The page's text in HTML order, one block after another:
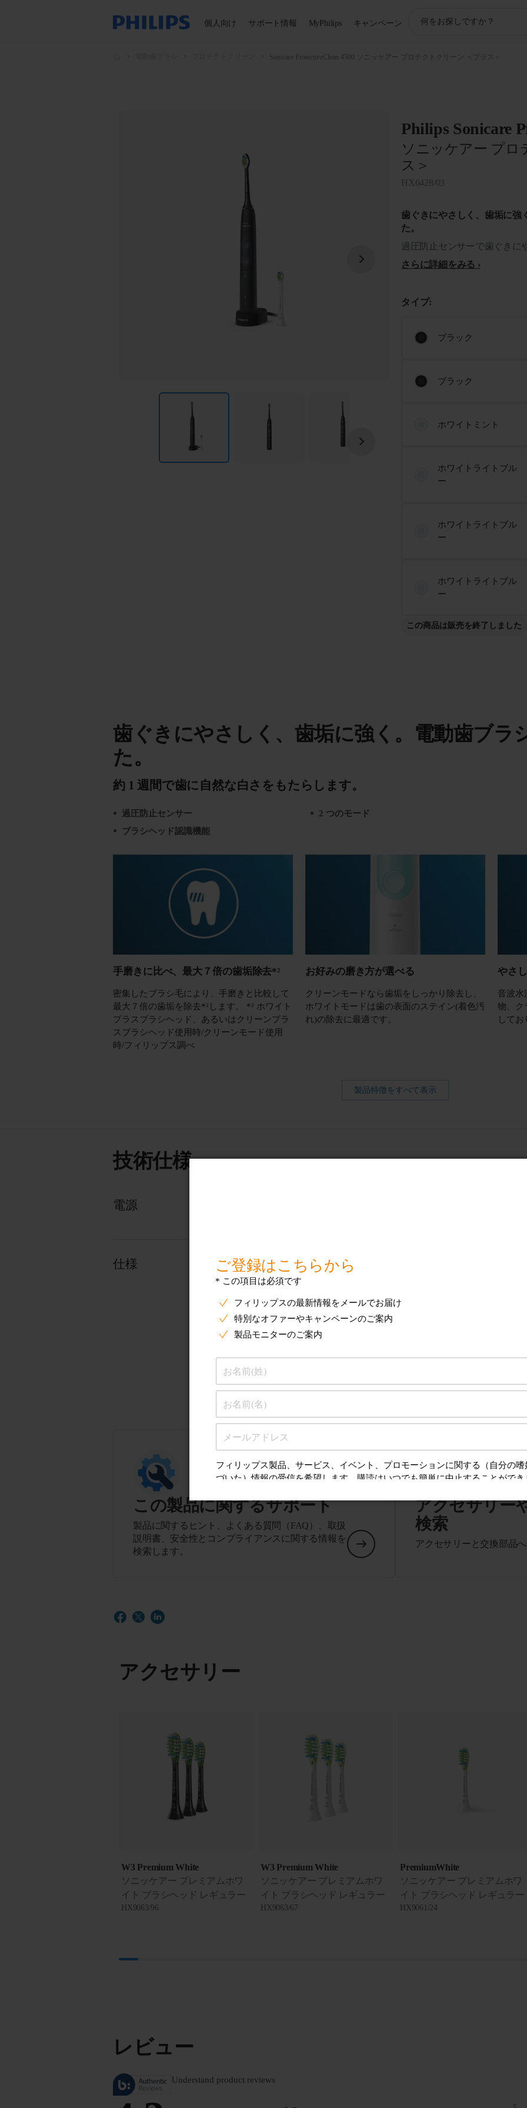
個人向け サポート情報 MyPhilips キャンペーン
索
Sonicare ProtectiveClean 4500 ソニッケアー プロテクトクリーン ＜プラス＞
Philips Sonicare
ソニッケアー プロ
ス＞
HX6428/03
歯ぐきにやさしく、歯垢に強
た。
過圧防止センサーで歯ぐきに
さらに詳細をみる
タイプ:
ブラック
ブラック
ホワイトミント
ホワイトライトブル
ー
ホワイトライトブル
ー
ホワイトライトブル
ー
この商品は販売を終了しました
歯ぐきにやさしく、歯垢に強く。電動歯ブラ
た。
約 1 週間で歯に自然な白さをもたらします。
過圧防止センサー
2 つのモード
ブラシヘッド認識機能
手磨きに比べ、最大７倍の歯垢除去*²
密集したブラシ毛により、手磨きと比較して
最大７倍の歯垢を除去*²します。 *² ホワイト
プラスブラシヘッド、あるいはクリーンプラ
スブラシヘッド使用時/クリーンモード使用
時/フィリップス調べ
お好みの磨き方が選べる
クリーンモードなら歯垢をしっかり除去し、
ホワイトモードは歯の表面のステイン(着色汚
れ)の除去に最適です。
やさ
音波水
物、ク
してお
製品特徴をすべて表示
技術仕様
電源
仕様 バッテリー
バッテリーの種類
技術仕様をすべて表示
この製品に関するサポート
製品に関するヒント、よくある質問（FAQ）、取扱
説明書、安全性とコンプライアンスに関する情報を
検索します。
アクセサリー
検索
アクセサリーと交換部品へ
アクセサリー
W3 Premium White
ソニッケアー プレミアムホワ
イト ブラシヘッド レギュラー
HX9063/96
W3 Premium White
ソニッケアー プレミアムホワ
イト ブラシヘッド レギュラー
HX9063/67
PremiumWhite
ソニッケアー プレミアムホワ
イト ブラシヘッド レギュラー
HX9061/24
レビュー
Understand product reviews